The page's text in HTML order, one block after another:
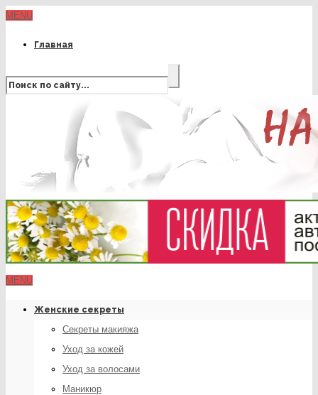
MENU
Главная
MENU
Женские секреты
Секреты макияжа
Уход за кожей
Уход за волосами
Маникюр